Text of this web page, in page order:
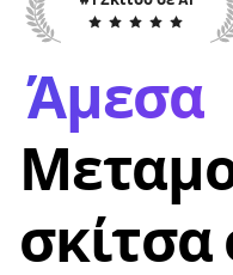
Άμεσα
σκίτσα